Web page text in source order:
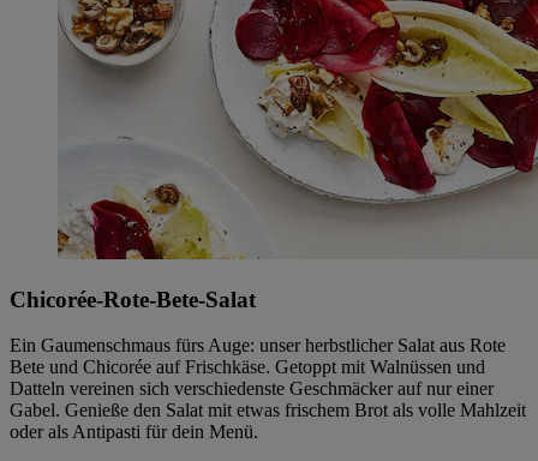
Chicorée-Rote-Bete-Salat
Ein Gaumenschmaus fürs Auge: unser herbstlicher Salat aus Rote
Bete und Chicorée auf Frischkäse. Getoppt mit Walnüssen und
Datteln vereinen sich verschiedenste Geschmäcker auf nur einer
Gabel. Genieße den Salat mit etwas frischem Brot als volle Mahlzeit
oder als Antipasti für dein Menü.